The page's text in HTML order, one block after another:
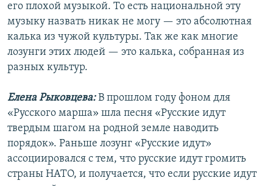
его плохой музыкой. То есть национальной эту
музыку назвать никак не могу — это абсолютная
калька из чужой культуры. Так же как многие
лозунги этих людей — это калька, собранная из
разных культур.
Елена Рыковцева:В прошлом году фоном для
«Русского марша» шла песня «Русские идут
твердым шагом на родной земле наводить
порядок». Раньше лозунг «Русские идут»
ассоциировался с тем, что русские идут громить
страны НАТО, и получается, что если русские идут